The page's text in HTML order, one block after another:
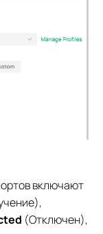
включают
(Отключен),